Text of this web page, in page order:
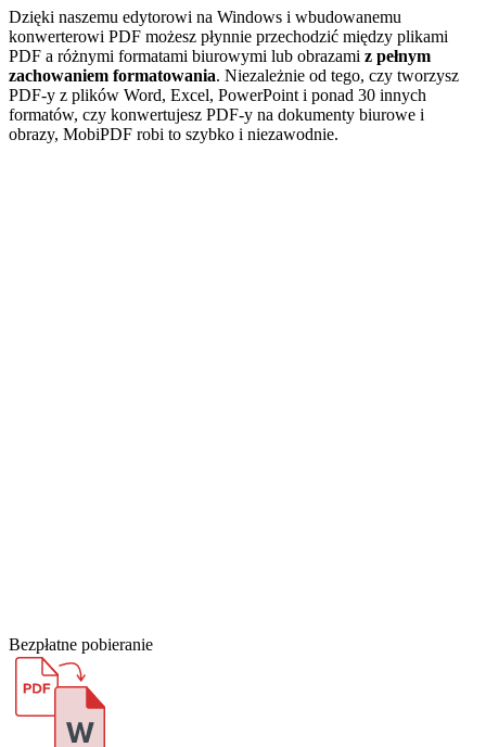
Dzięki naszemu edytorowi na Windows i wbudowanemu
konwerterowi PDF możesz płynnie przechodzić między plikami
PDF a różnymi formatami biurowymi lub obrazami z pełnym
zachowaniem formatowania. Niezależnie od tego, czy tworzysz
PDF-y z plików Word, Excel, PowerPoint i ponad 30 innych
formatów, czy konwertujesz PDF-y na dokumenty biurowe i
obrazy, MobiPDF robi to szybko i niezawodnie.
Bezpłatne pobieranie